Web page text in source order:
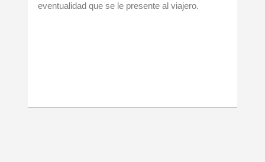
eventualidad que se le presente al viajero.